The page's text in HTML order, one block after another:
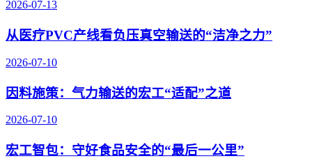
2026-07-13
从医疗PVC产线看负压真空输送的“洁净之力”
2026-07-10
因料施策：气力输送的宏工“适配”之道
2026-07-10
宏工智包：守好食品安全的“最后一公里”